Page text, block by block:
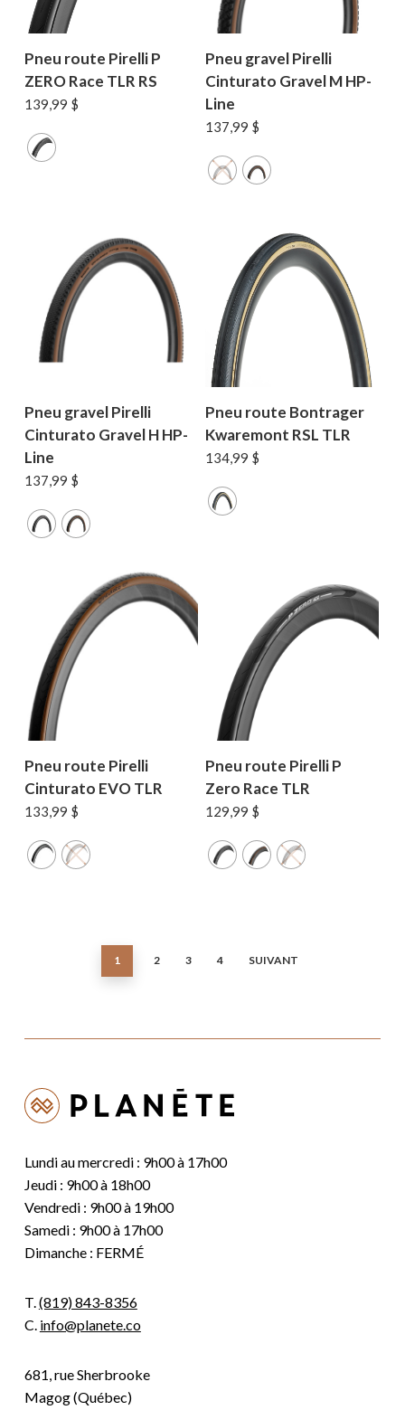
Votre panier est vide.
Pneu route Pirelli P
ZERO Race TLR RS
139,99 $
Pneu gravel Pirelli
Cinturato Gravel M HP-
Line
137,99 $
Pneu gravel Pirelli
Cinturato Gravel H HP-
Line
137,99 $
Pneu route Bontrager
Kwaremont RSL TLR
134,99 $
Pneu route Pirelli
Cinturato EVO TLR
133,99 $
Pneu route Pirelli P
Zero Race TLR
129,99 $
1 2 3 4 SUIVANT
Lundi au mercredi : 9h00 à 17h00
Jeudi : 9h00 à 18h00
Vendredi : 9h00 à 19h00
Samedi : 9h00 à 17h00
Dimanche : FERMÉ
T.(819) 843-8356
C. info@planete.co
681, rue Sherbrooke
Magog (Québec)